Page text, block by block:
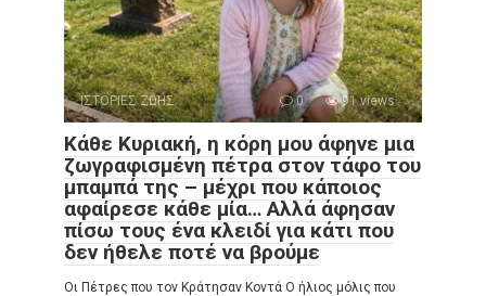
ΙΣΤΟΡΙΕΣ ΖΩΗΣ 0 91 views
Κάθε Κυριακή, η κόρη μου άφηνε μια
ζωγραφισμένη πέτρα στον τάφο του
μπαμπά της – μέχρι που κάποιος
αφαίρεσε κάθε μία… Αλλά άφησαν
πίσω τους ένα κλειδί για κάτι που
δεν ήθελε ποτέ να βρούμε
Οι Πέτρες που τον Κράτησαν Κοντά Ο ήλιος μόλις που